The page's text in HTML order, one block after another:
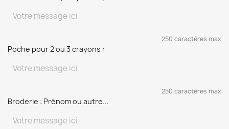
250 caractères max
Poche pour 2 ou 3 crayons :
250 caractères max
Broderie : Prénom ou autre...